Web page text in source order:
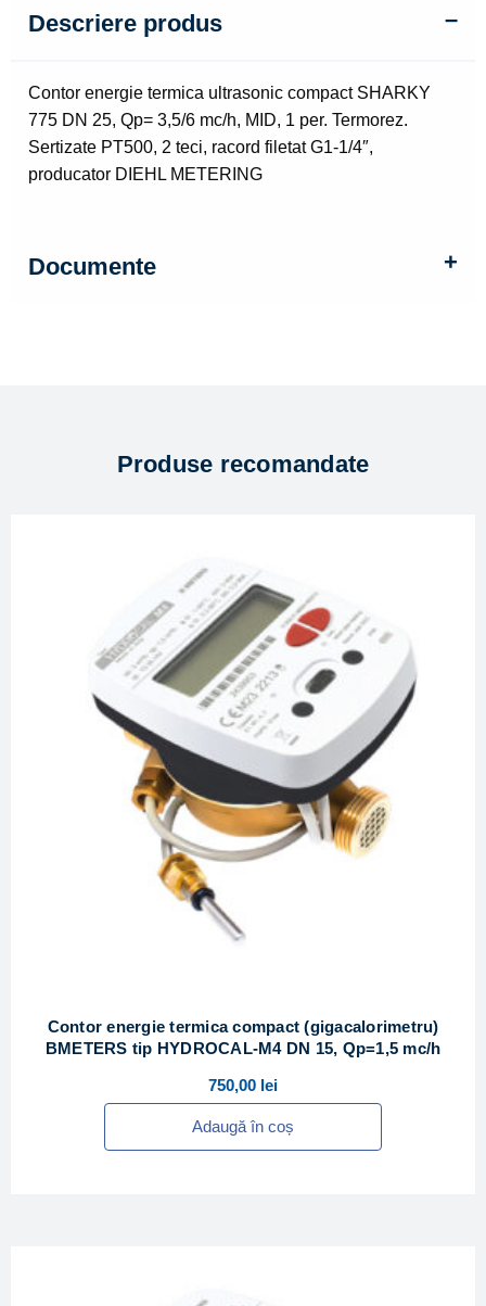
Descriere produs
Contor energie termica ultrasonic compact SHARKY
775 DN 25, Qp= 3,5/6 mc/h, MID, 1 per. Termorez.
Sertizate PT500, 2 teci, racord filetat G1-1/4″,
producator DIEHL METERING
Documente
Produse recomandate
Contor energie termica compact (gigacalorimetru)
BMETERS tip HYDROCAL-M4 DN 15, Qp=1,5 mc/h
750,00 lei
Adaugă în coș